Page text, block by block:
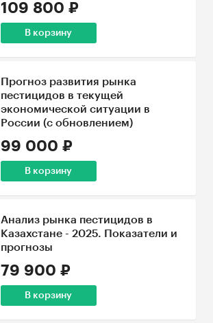
109 800 ₽
В корзину
Прогноз развития рынка
пестицидов в текущей
экономической ситуации в
России (с обновлением)
99 000 ₽
В корзину
Анализ рынка пестицидов в
Казахстане - 2025. Показатели и
прогнозы
79 900 ₽
В корзину